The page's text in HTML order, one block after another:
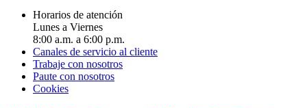
Horarios de atención
Lunes a Viernes
8:00 a.m. a 6:00 p.m.
Canales de servicio al cliente
Trabaje con nosotros
Paute con nosotros
Cookies